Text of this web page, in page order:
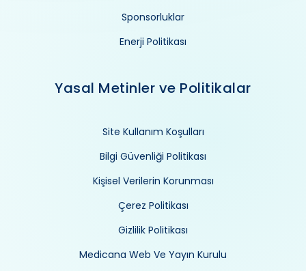
Sponsorluklar
Enerji Politikası
Yasal Metinler ve Politikalar
Site Kullanım Koşulları
Bilgi Güvenliği Politikası
Kişisel Verilerin Korunması
Çerez Politikası
Gizlilik Politikası
Medicana Web Ve Yayın Kurulu